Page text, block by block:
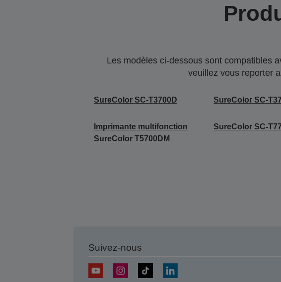
Les modèles ci-dessous sont compatibles
veuillez vous reporter
SureColor SC-T3700D SureColor SC-
Imprimante multifonction
SureColor T5700DM
SureColor SC-
Suivez-nous